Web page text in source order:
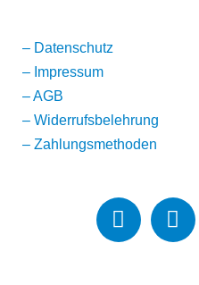
– Datenschutz
– Impressum
–AGB
– Widerrufsbelehrung
– Zahlungsmethoden